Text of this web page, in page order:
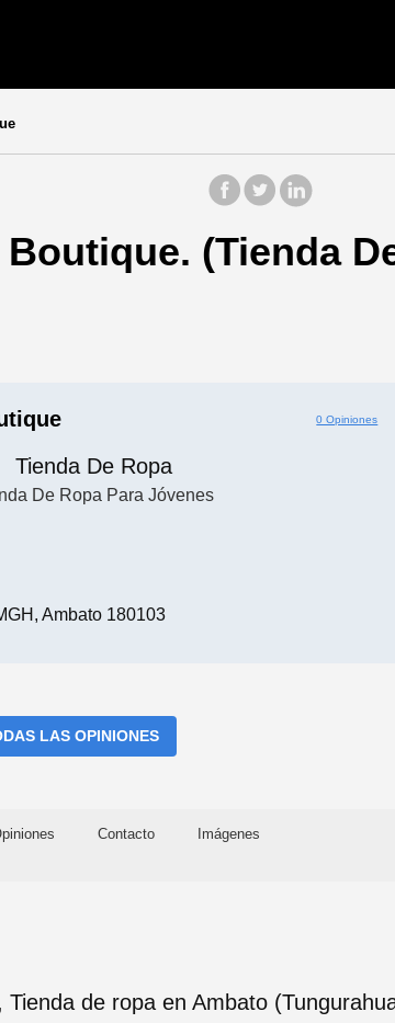
(Tienda
0 Opiniones
Tienda De Ropa
De Ropa Para Jóvenes
Ambato 180103
LAS OPINIONES
Contacto Imágenes
de ropa en Ambato